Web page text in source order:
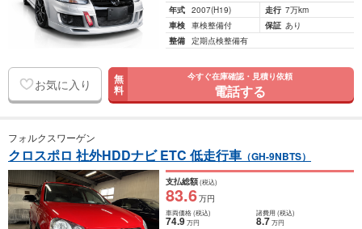
年式 2007(H19) 走行 7万km
車検 車検整備付 保証 あり
整備 定期点検整備有
お気に入り 無
料
今すぐ在庫確認・見積り依頼
電話する
フォルクスワーゲン
クロスポロ 社外HDDナビ ETC 低走行車 （GH-9NBTS）
支払総額(税込)
83.6万円
車両価格(税込)
74.9万円
諸費用 (税込)
8.7 万円